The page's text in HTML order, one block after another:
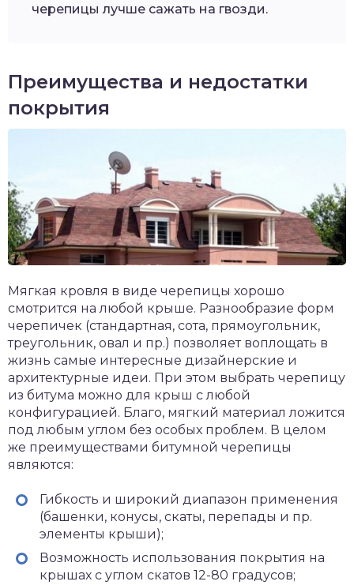
черепицы лучше сажать на гвозди.
Преимущества и недостатки
покрытия
Мягкая кровля в виде черепицы хорошо
смотрится на любой крыше. Разнообразие форм
черепичек (стандартная, сота, прямоугольник,
треугольник, овал и пр.) позволяет воплощать в
жизнь самые интересные дизайнерские и
архитектурные идеи. При этом выбрать черепицу
из битума можно для крыш с любой
конфигурацией. Благо, мягкий материал ложится
под любым углом без особых проблем. В целом
же преимуществами битумной черепицы
являются:
Гибкость и широкий диапазон применения
(башенки, конусы, скаты, перепады и пр.
элементы крыши);
Возможность использования покрытия на
крышах с углом скатов 12-80 градусов;